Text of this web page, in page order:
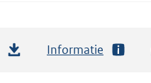
Informatie